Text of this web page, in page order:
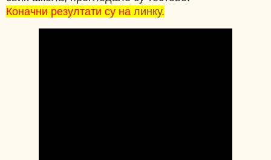
Коначни резултати су на линку.